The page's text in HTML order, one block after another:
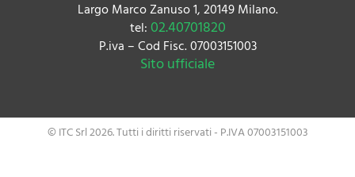
Largo Marco Zanuso 1, 20149 Milano.
tel: 02.40701820
P.iva – Cod Fisc. 07003151003
Sito ufficiale
© ITC Srl 2026. Tutti i diritti riservati - P.IVA 07003151003